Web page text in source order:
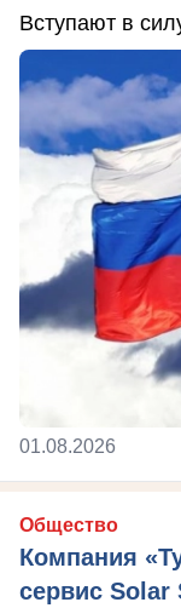
Вступают в
01.08.2026
Общество
Компания
сервис Solar